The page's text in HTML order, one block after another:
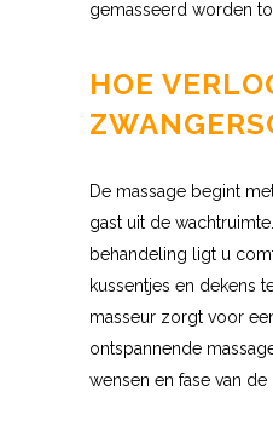
gemasseerd worden
HOE
De massage begint
gast uit de
behandeling ligt u
kussentjes en dekens
masseur zorgt voor
ontspannende
wensen en fase van de